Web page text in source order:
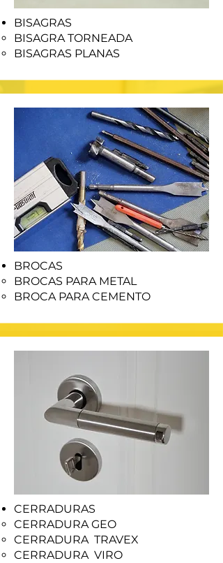
BISAGRAS
BISAGRA TORNEADA
BISAGRAS PLANAS
BROCAS
BROCAS PARA METAL
BROCA PARA CEMENTO
CERRADURAS
CERRADURA GEO
CERRADURA TRAVEX
CERRADURA VIRO